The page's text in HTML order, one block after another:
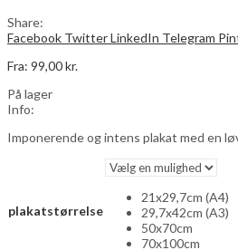
Share:
Facebook TwitterLinkedIn Telegram
Fra: 99,00kr.
På lager
Info:
Imponerende og intens plakat med en
plakatstørrelse
21x29,7cm (A4)
29,7x42cm (A3)
50x70cm
70x100cm